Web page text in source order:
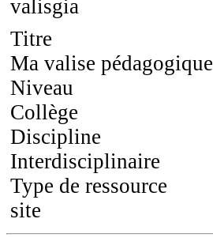
Titre
Ma valise pédagogique
Niveau
Collège
Discipline
Interdisciplinaire
Type de ressource
site